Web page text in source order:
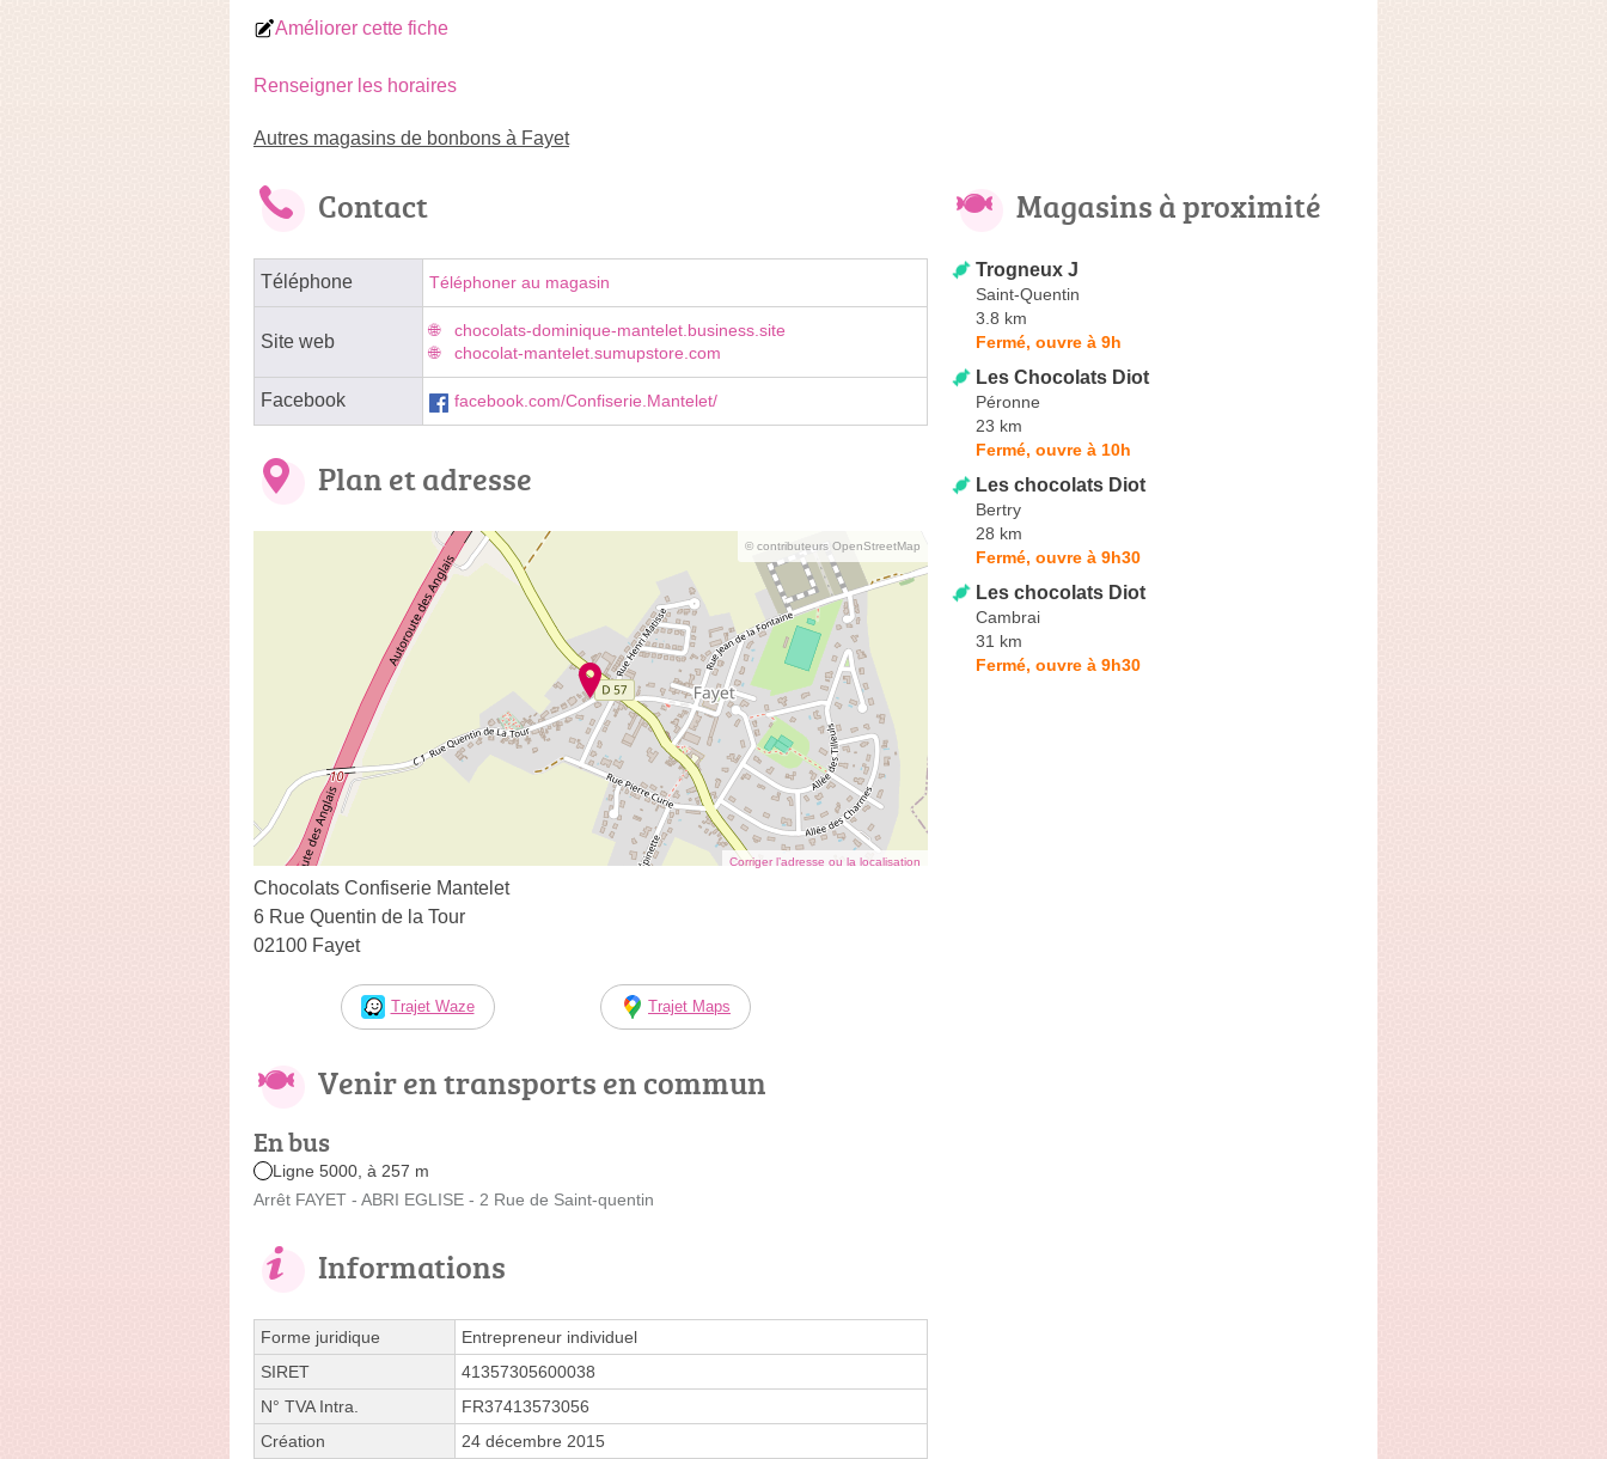
Améliorer cette fiche
Renseigner les horaires
Autres magasins de bonbons à Fayet
Contact
Téléphone Téléphoner au magasin
Site web
chocolats-dominique-mantelet.business.site
chocolat-mantelet.sumupstore.com
Facebook facebook.com/Confiserie.Mantelet/
Plan et adresse
© contributeurs OpenStreetMap
Corriger l’adresse ou la localisation
Chocolats Confiserie Mantelet
6 Rue Quentin de la Tour
02100 Fayet
Trajet Waze Trajet Maps
Venir en transports en commun
En bus
Ligne 5000, à 257 m
Arrêt FAYET - ABRI EGLISE - 2 Rue de Saint-quentin
Informations
Forme juridique
Entrepreneur individuel
SIRET
41357305600038
N° TVA Intra.
FR37413573056
Création
24 décembre 2015
Magasins à proximité
Trogneux J
Saint-Quentin
3.8 km
Fermé, ouvre à 9h
Les Chocolats Diot
Péronne
23 km
Fermé, ouvre à 10h
Les chocolats Diot
Bertry
28 km
Fermé, ouvre à 9h30
Les chocolats Diot
Cambrai
31 km
Fermé, ouvre à 9h30